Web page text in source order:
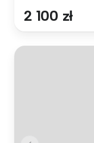
2 100 zł